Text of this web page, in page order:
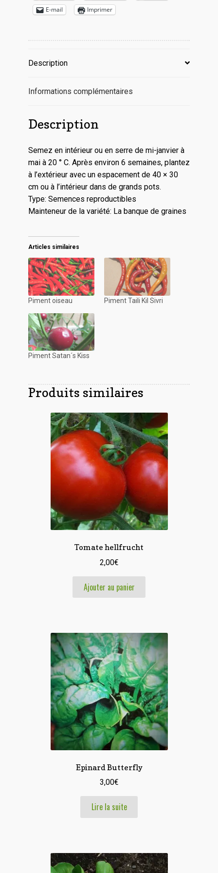
E-mail
Imprimer
Description
Informations complémentaires
Description
Semez en intérieur ou en serre de mi-janvier à
mai à 20 ° C. Après environ 6 semaines, plantez
à l’extérieur avec un espacement de 40 × 30
cm ou à l’intérieur dans de grands pots.
Type: Semences reproductibles
Mainteneur de la variété: La banque de graines
Articles similaires
Piment oiseau Piment Taili Kil Sivri
Piment Satan´s Kiss
Produits similaires
Tomate hellfrucht
2,00€
Ajouter au panier
Epinard Butterfly
3,00€
Lire la suite